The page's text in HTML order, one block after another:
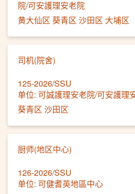
院/可安護理安老院
黄大仙区 葵青区 沙田区 大埔区
司机(院舍)
125-2026/SSU
单位: 可誠護理安老院/可安護理
葵青区 沙田区
厨师(地区中心)
126-2026/SSU
单位: 可健耆英地區中心